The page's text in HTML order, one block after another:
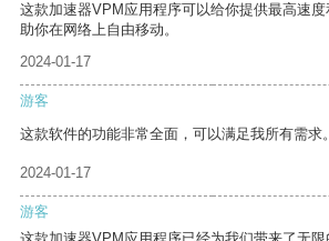
这款加速器VPM应用程序可以给你提供最高速
助你在网络上自由移动。
2024-01-17
游客
这款软件的功能非常全面，可以满足我所有需求。
2024-01-17
游客